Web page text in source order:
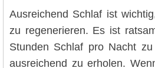
Ausreichend Schlaf ist
zu regenerieren. Es ist
Stunden Schlaf pro Nacht
ausreichend zu erholen.